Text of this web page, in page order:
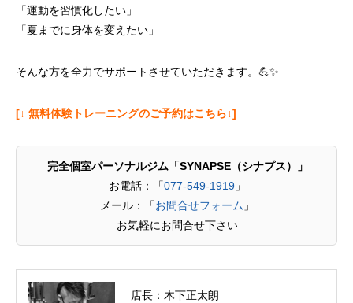
「運動を習慣化したい」
「夏までに身体を変えたい」
そんな方を全力でサポートさせていただきます。💪✨
[↓ 無料体験トレーニングのご予約はこちら↓]
完全個室パーソナルジム「SYNAPSE（シナプス）」
お電話：「077-549-1919 」
メール：「お問合せフォーム 」
お気軽にお問合せ下さい
店長：木下正太朗